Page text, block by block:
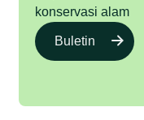
konservasi alam
Buletin